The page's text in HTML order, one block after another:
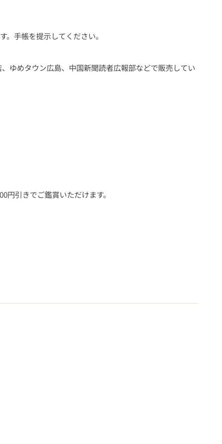
手帳を提示してください。
ゆめタウン広島、中国新聞読者広報部などで販売してい
引きでご鑑賞いただけます。